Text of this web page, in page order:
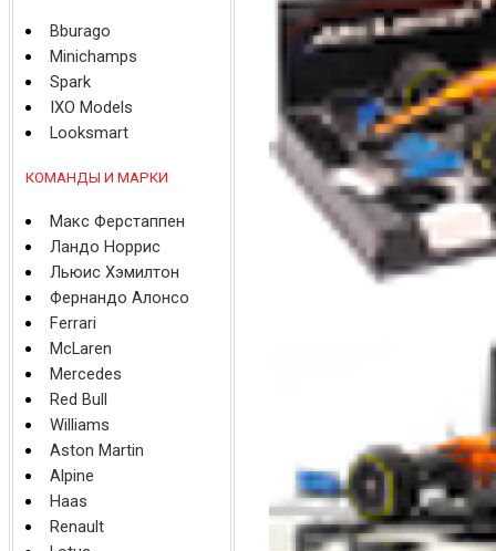
Bburago
Minichamps
Spark
IXO Models
Looksmart
КОМАНДЫ И МАРКИ
Макс Ферстаппен
Ландо Норрис
Льюис Хэмилтон
Фернандо Алонсо
Ferrari
McLaren
Mercedes
Red Bull
Williams
Aston Martin
Alpine
Haas
Renault